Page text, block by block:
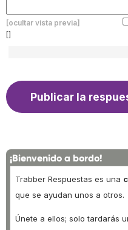
[ocultar vista previa]
[]
¡Bienvenido a bordo!
Trabber Respuestas es una
que se ayudan unos a otros.
Únete a ellos; solo tardarás